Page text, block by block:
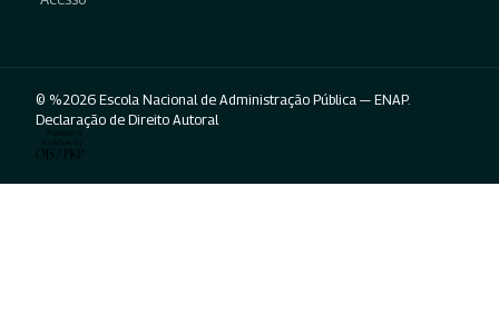
© %2026 Escola Nacional de Administração Pública — ENAP.
Declaração de Direito Autoral